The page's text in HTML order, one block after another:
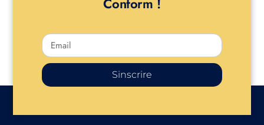
Sinscrire